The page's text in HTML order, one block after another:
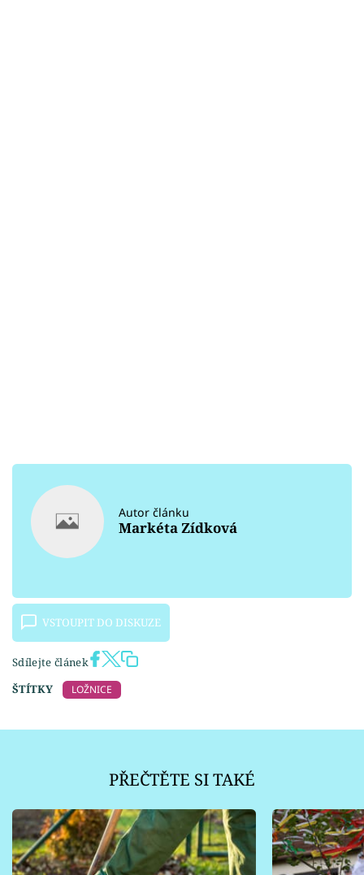
Autor článku
Markéta Zídková
VSTOUPIT DO DISKUZE
Sdílejte článek
ŠTÍTKY
LOŽNICE
PŘEČTĚTE SI TAKÉ